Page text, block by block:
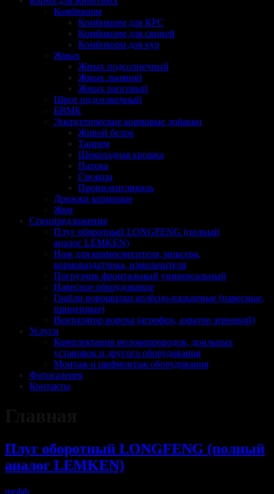
Комбикорм
Комбикорм для КРС
Комбикорм для свиней
Комбикорм для кур
Жмых
Жмых подсолнечный
Жмых льняной
Жмых рапсовый
Шрот подсолнечный
БВМК
Энергетические кормовые добавки
Живой белок
Танрем
Шоколадная крошка
Патока
Глюкоза
Пропиленгликоль
Дрожжи кормовые
Жом
Спецпредложения
Плуг оборотный LONGFENG (полный
аналог LEMKEN)
Нож для кормосмесителя, миксера,
кормораздатчика, измельчителя
Погрузчик фронтальный универсальный
Навесное оборудование
Грабли ворошилки колёсно-пальцевые (навесные,
прицепные)
Вентилятор вороха (агрофен, аэратор зерновой)
Услуги
Комплектация молокопроводов, доильных
установок и другого оборудования
Монтаж и шефмонтаж оборудования
Фотогалерея
Контакты
Плуг оборотный LONGFENG (полный
аналог LEMKEN)
шефф